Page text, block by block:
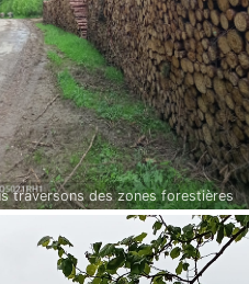
traversons des zones forestières
d'exploitation